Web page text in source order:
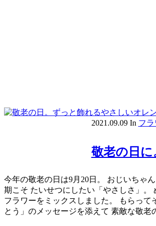
2021.09.09 In フ
敬老の日
今年の敬老の日は9月20日。 おじいちゃ
期こそ たいせつにしたい「やさしさ」
フラワーをミックスしました。 もらっ
とう」のメッセージを添えて 素敵な敬